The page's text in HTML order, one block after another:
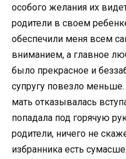
особого желания их
родители в своем
обеспечили меня всем
вниманием, а главное
было прекрасное и
супругу повезло
мать отказывалась
попадала под горячую
родители, ничего не
избранника есть